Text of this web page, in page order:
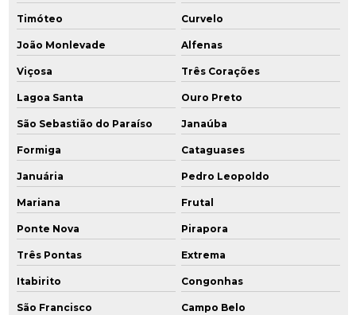
Poços de monitoramento cetesb
Prestação serviços de consultoria ambiental
Projeto de remediação
Projeto de remediação de áreas contaminadas
Reabilitação de áreas contaminadas
Recuperação de áreas degradadas por lixões
Relatório de avaliação preliminar
Relatório de investigação confirmatória
Timóteo Curvelo
João Monlevade Alfenas
Viçosa Três Corações
Lagoa Santa Ouro Preto
São Sebastião do Paraíso Janaúba
Formiga Cataguases
Januária Pedro Leopoldo
Mariana Frutal
Ponte Nova Pirapora
Três Pontas Extrema
Itabirito Congonhas
São Francisco Campo Belo